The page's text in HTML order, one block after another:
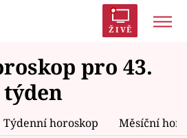
ŽIVĚ
Prostřeno!
AYTO?
Proměny
pro 43.
týden
Týdenní horoskop Měsíční